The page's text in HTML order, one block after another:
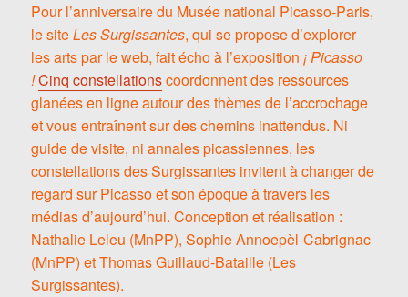
Pour l’anniversaire du Musée national Picasso-Paris,
le siteLes Surgissantes, qui se propose d’explorer
les arts par le web, fait écho à l’exposition¡ Picasso
!Cinq constellationscoordonnent des ressources
glanées en ligne autour des thèmes de l’accrochage
et vous entraînent sur des chemins inattendus. Ni
guide de visite, ni annales picassiennes, les
constellations des Surgissantes invitent à changer de
regard sur Picasso et son époque à travers les
médias d’aujourd’hui. Conception et réalisation :
Nathalie Leleu (MnPP), Sophie Annoepèl-Cabrignac
(MnPP) et Thomas Guillaud-Bataille (Les
Surgissantes).